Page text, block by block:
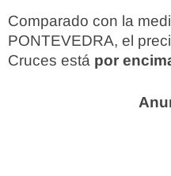
Comparado con la
PONTEVEDRA, el
Cruces está por